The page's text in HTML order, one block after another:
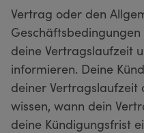
Vertrag oder den
deine Vertragslaufzeit
informieren. Deine
deiner Vertragslaufzeit
wissen, wann dein
deine Kündigungsfrist